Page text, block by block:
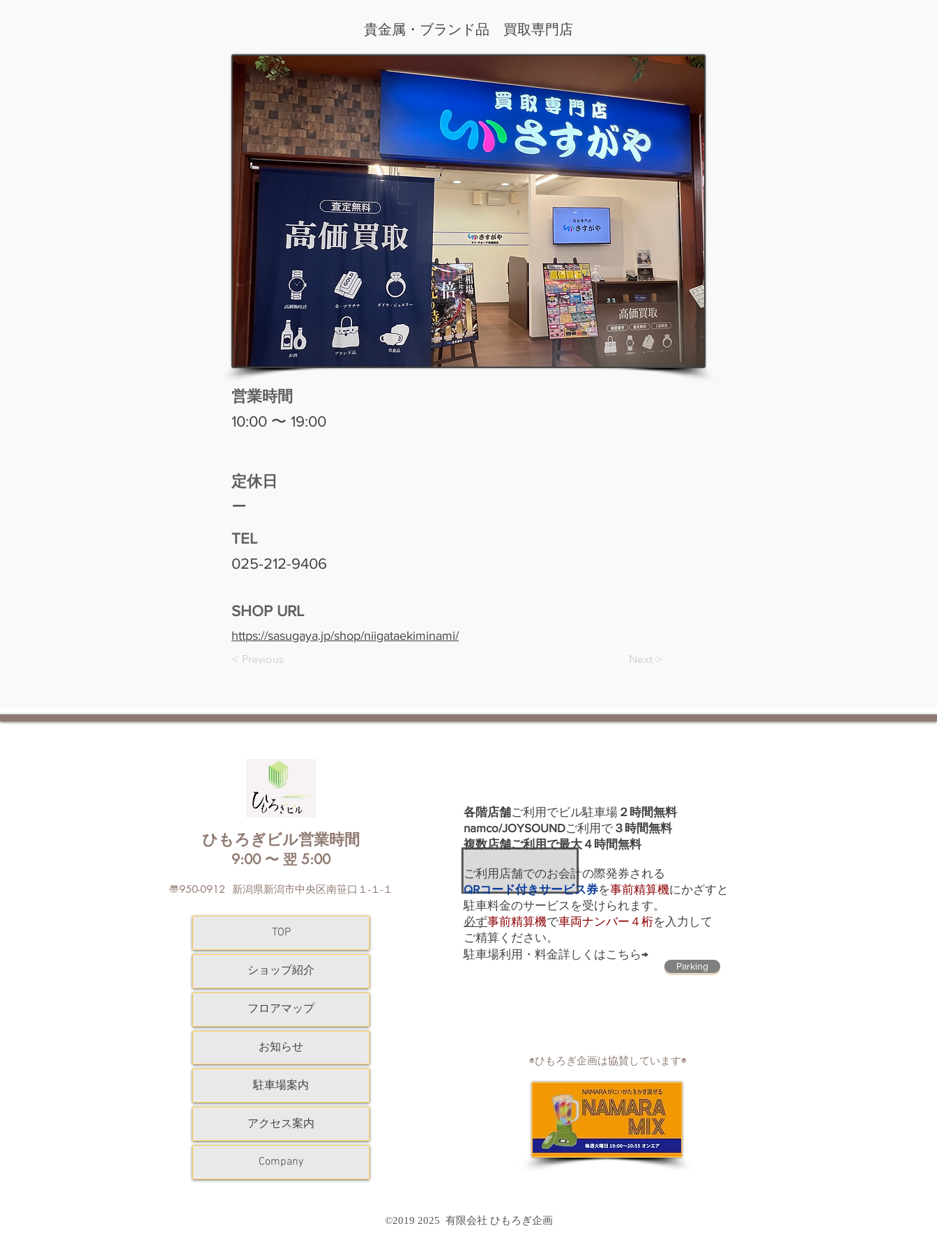
貴金属・ブランド品 買取専門店
営業時間
10:00 〜 19:00
​定休日
ー
TEL
025-212-9406
SHOP URL
https://sasugaya.jp/shop/niigataekiminami/
< Previous Next >
ひもろぎビル営業時間
9:00 〜 翌 5:00
〠950-0912 新潟県新潟市中央区南笹口１-１-１
TOP
ショップ紹介
フロアマップ
お知らせ
駐車場案内
アクセス案内
Company
各階店舗ご利用でビル駐車場 ２時間無料
namco/JOYSOUNDご利用で ３時間無料
複数店舗ご利用で最大４時間無料
ご利用店舗でのお会計の際発券される
QRコード付きサービス券を事前精算機にかざすと
駐車​料金のサービスを受けられます。
必ず事前精算機で車両ナンバー４桁を入力して
ご精算ください。
駐車場利用・料金詳しくはこちら→
Parking
​◉ひもろぎ企画は協賛しています◉
©2019 2025 有限会社 ひもろぎ企画